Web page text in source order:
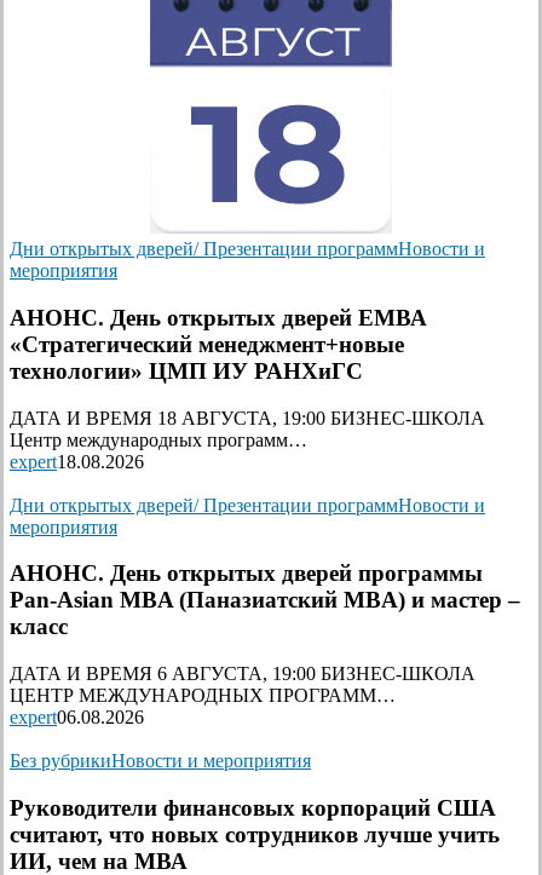
Дни открытых дверей/ Презентации программНовости и
мероприятия
АНОНС. День открытых дверей ЕМВА
«Стратегический менеджмент+новые
технологии» ЦМП ИУ РАНХиГС
ДАТА И ВРЕМЯ 18 АВГУСТА, 19:00 БИЗНЕС-ШКОЛА
Центр международных программ…
expert18.08.2026
Дни открытых дверей/ Презентации программНовости и
мероприятия
АНОНС. День открытых дверей программы
Pan-Asian MBA (Паназиатский MBA) и мастер –
класс
ДАТА И ВРЕМЯ 6 АВГУСТА, 19:00 БИЗНЕС-ШКОЛА
ЦЕНТР МЕЖДУНАРОДНЫХ ПРОГРАММ…
expert06.08.2026
Без рубрикиНовости и мероприятия
Руководители финансовых корпораций США
считают, что новых сотрудников лучше учить
ИИ, чем на МВА